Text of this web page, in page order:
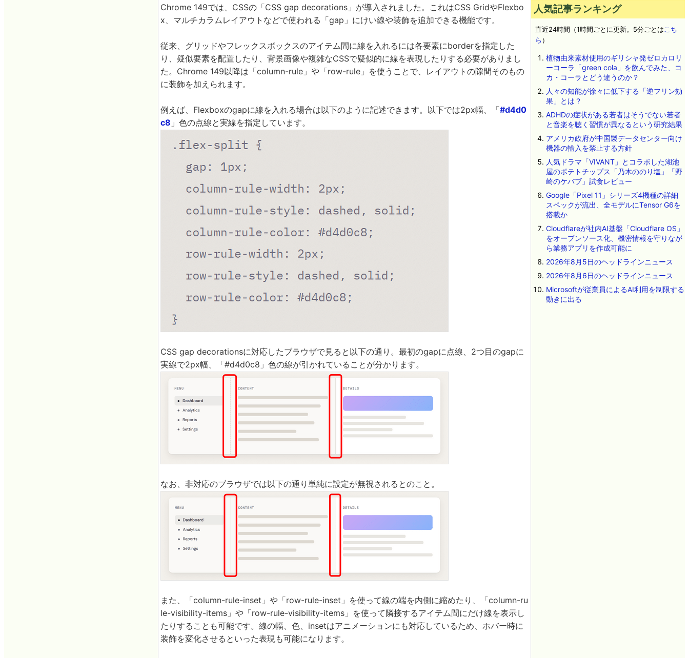
Chrome 149では、CSSの「CSS gap decorations」が導入されました。これはCSS GridやFlexbo
x、マルチカラムレイアウトなどで使われる「gap」にけい線や装飾を追加できる機能です。
従来、グリッドやフレックスボックスのアイテム間に線を入れるには各要素にborderを指定した
り、疑似要素を配置したり、背景画像や複雑なCSSで疑似的に線を表現したりする必要がありまし
た。Chrome 149以降は「column-rule」や「row-rule」を使うことで、レイアウトの隙間そのもの
に装飾を加えられます。
例えば、Flexboxのgapに線を入れる場合は以下のように記述できます。以下では2px幅、「#d4d0
c8 」色の点線と実線を指定しています。
CSS gap decorationsに対応したブラウザで見ると以下の通り。最初のgapに点線、2つ目のgapに
実線で2px幅、「#d4d0c8」色の線が引かれていることが分かります。
なお、非対応のブラウザでは以下の通り単純に設定が無視されるとのこと。
また、「column-rule-inset」や「row-rule-inset」を使って線の端を内側に縮めたり、「column-ru
le-visibility-items」や「row-rule-visibility-items」を使って隣接するアイテム間にだけ線を表示し
たりすることも可能です。線の幅、色、insetはアニメーションにも対応しているため、ホバー時に
装飾を変化させるといった表現も可能になります。
人気記事ランキング
直近24時間（1時間ごとに更新。5分ごとはこち
ら ）
植物由来素材使用のギリシャ発ゼロカロリ
ーコーラ「green cola」を飲んでみた、コ
カ・コーラとどう違うのか？
人々の知能が徐々に低下する「逆フリン効
果」とは？
ADHDの症状がある若者はそうでない若者
と音楽を聴く習慣が異なるという研究結果
アメリカ政府が中国製データセンター向け
機器の輸入を禁止する方針
人気ドラマ「VIVANT」とコラボした湖池
屋のポテトチップス「乃木ののり塩」「野
崎のケバブ」試食レビュー
Google「Pixel 11」シリーズ4機種の詳細
スペックが流出、全モデルにTensor G6を
搭載か
Cloudflareが社内AI基盤「Cloudflare OS」
をオープンソース化、機密情報を守りなが
ら業務アプリを作成可能に
2026年8月5日のヘッドラインニュース
2026年8月6日のヘッドラインニュース
Microsoftが従業員によるAI利用を制限する
動きに出る